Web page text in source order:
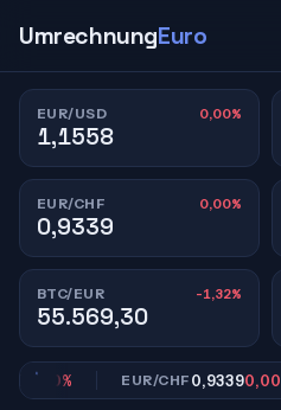
UmrechnungEuro
EUR/USD 0,00%
1,1558
EUR/CHF 0,00%
0,9339
BTC/EUR -1,32%
55.569,30
0,00% EUR/CHF0,93390,00%